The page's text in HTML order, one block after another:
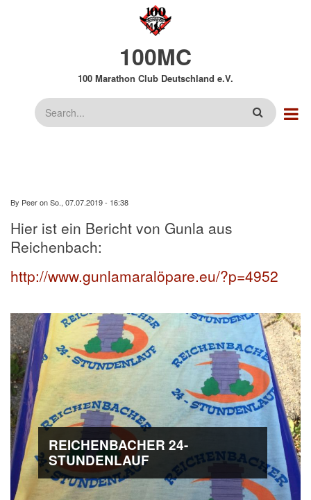
100MC
100 Marathon Club Deutschland e.V.
Suche
By PeeronSo., 07.07.2019 - 16:38
Hier ist ein Bericht von Gunla aus
Reichenbach:
http://www.gunlamaralöpare.eu/?p=4952
REICHENBACHER 24-
STUNDENLAUF